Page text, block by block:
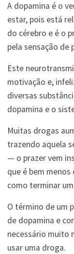
A dopamina é o
estar, pois está
do cérebro e é o
pela sensação de
Este
motivação e,
diversas
dopamina e o
Muitas drogas
trazendo aquela
— o prazer vem
que é bem
como terminar
O término de um
de dopamina e
necessário muito
usar uma droga.